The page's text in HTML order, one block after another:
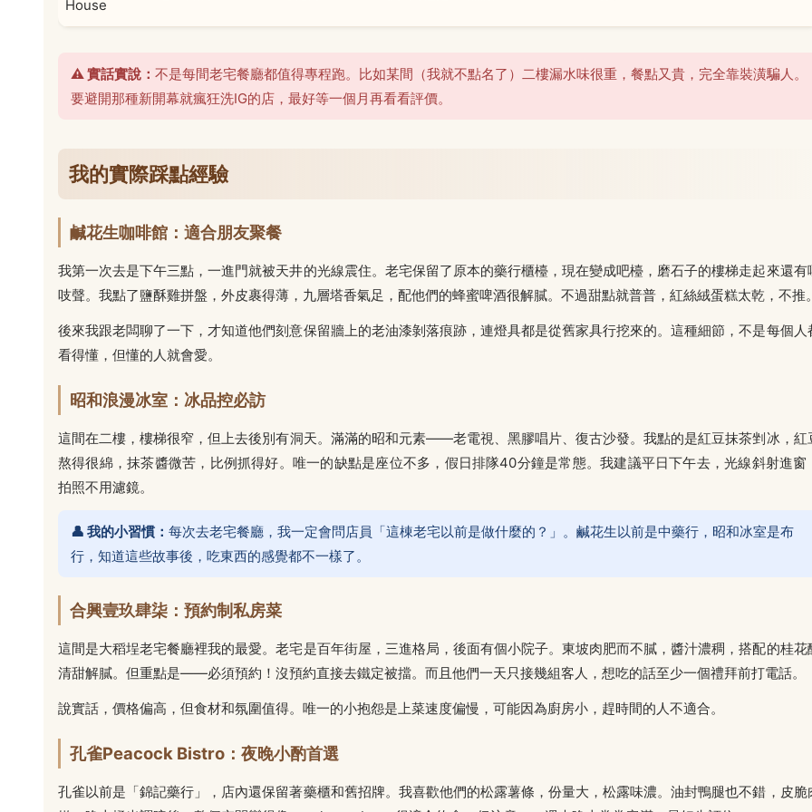
House
⚠️ 實話實說： 不是每間老宅餐廳都值得專程跑。比如某間（我就不點名了）二樓漏水味很重，餐點又貴，完全靠裝潢騙人。
要避開那種新開幕就瘋狂洗IG的店，最好等一個月再看看評價。
我的實際踩點經驗
鹹花生咖啡館：適合朋友聚餐
我第一次去是下午三點，一進門就被天井的光線震住。老宅保留了原本的藥行櫃檯，現在變成吧檯，磨石子的樓梯走起來還有
吱聲。我點了鹽酥雞拼盤，外皮裹得薄，九層塔香氣足，配他們的蜂蜜啤酒很解膩。不過甜點就普普，紅絲絨蛋糕太乾，不推。
後來我跟老闆聊了一下，才知道他們刻意保留牆上的老油漆剝落痕跡，連燈具都是從舊家具行挖來的。這種細節，不是每個人
看得懂，但懂的人就會愛。
昭和浪漫冰室：冰品控必訪
這間在二樓，樓梯很窄，但上去後別有洞天。滿滿的昭和元素——老電視、黑膠唱片、復古沙發。我點的是紅豆抹茶剉冰，紅
熬得很綿，抹茶醬微苦，比例抓得好。唯一的缺點是座位不多，假日排隊40分鐘是常態。我建議平日下午去，光線斜射進窗
拍照不用濾鏡。
👤 我的小習慣： 每次去老宅餐廳，我一定會問店員「這棟老宅以前是做什麼的？」。鹹花生以前是中藥行，昭和冰室是布
行，知道這些故事後，吃東西的感覺都不一樣了。
合興壹玖肆柒：預約制私房菜
這間是大稻埕老宅餐廳裡我的最愛。老宅是百年街屋，三進格局，後面有個小院子。東坡肉肥而不膩，醬汁濃稠，搭配的桂花
清甜解膩。但重點是——必須預約！沒預約直接去鐵定被擋。而且他們一天只接幾組客人，想吃的話至少一個禮拜前打電話。
說實話，價格偏高，但食材和氛圍值得。唯一的小抱怨是上菜速度偏慢，可能因為廚房小，趕時間的人不適合。
孔雀Peacock Bistro：夜晚小酌首選
孔雀以前是「錦記藥行」，店內還保留著藥櫃和舊招牌。我喜歡他們的松露薯條，份量大，松露味濃。油封鴨腿也不錯，皮脆